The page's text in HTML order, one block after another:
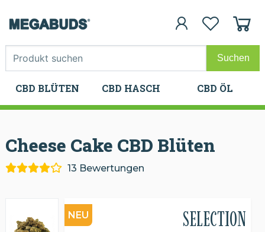
CBD BLÜTEN CBD HASCH CBD ÖL
CBD BLÜTEN CBD HASCH CBD ÖL
Cheese Cake CBD Blüten
13 Bewertungen
NEU SELECTION